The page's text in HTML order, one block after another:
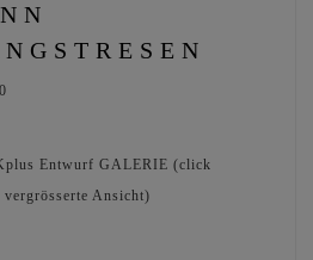
0
Entwurf GALERIE (click
Ansicht)